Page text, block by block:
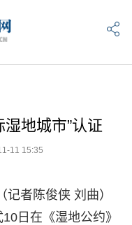
地城市”认证
11 15:35
者陈俊侠 刘曲）
日在《湿地公约》